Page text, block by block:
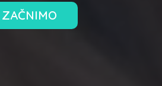
ZAČNIMO